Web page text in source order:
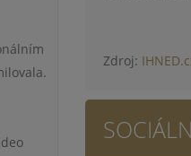
Zdroj: